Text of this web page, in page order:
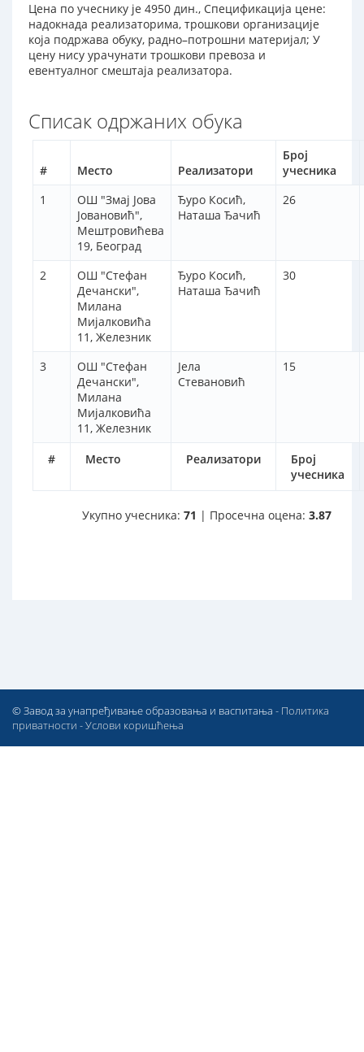
Цена по учеснику је 4950 дин., Спецификација цене:
надокнада реализаторима, трошкови организације
која подржава обуку, радно–потрошни материјал; У
цену нису урачунати трошкови превоза и
евентуалног смештаја реализатора.
Списак одржаних обука
# Место Реализатори
Број
учесника
# Место Реализатори
Број
учесника
1
ОШ "Змај Јова
Јовановић",
Мештровићева
19, Београд
Ђуро Косић,
Наташа Ђачић
26
2
ОШ "Стефан
Дечански",
Милана
Мијалковића
11, Железник
Ђуро Косић,
Наташа Ђачић
30
3
ОШ "Стефан
Дечански",
Милана
Мијалковића
11, Железник
Јела
Стевановић
15
Укупно учесника: 71 | Просечна оцена: 3.87
© Завод за унапређивање образовања и васпитања - Политика
приватности -Услови коришћења